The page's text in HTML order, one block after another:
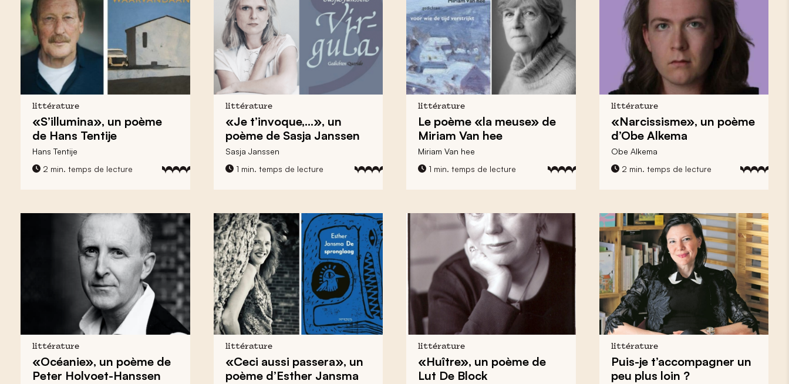
littérature
«S’illumina», un poème
de Hans Tentije
Hans Tentije
2 min. temps de lecture
littérature
«Je t’invoque,…», un
poème de Sasja Janssen
Sasja Janssen
1 min. temps de lecture
littérature
Le poème «la meuse» de
Miriam Van hee
Miriam Van hee
1 min. temps de lecture
littérature
«Narcissisme», un poème
d’Obe Alkema
Obe Alkema
2 min. temps de lecture
littérature
«Océanie», un poème de
Peter Holvoet-Hanssen
littérature
«Ceci aussi passera», un
poème d’Esther Jansma
littérature
«Huître», un poème de
Lut De Block
littérature
Puis-je t’accompagner un
peu plus loin ?